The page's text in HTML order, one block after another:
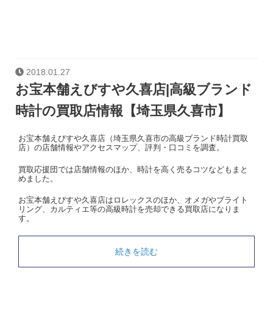
2018.01.27
お宝本舗えびすや久喜店|高級ブランド
時計の買取店情報【埼玉県久喜市】
お宝本舗えびすや久喜店（埼玉県久喜市の高級ブランド時計買取
店）の店舗情報やアクセスマップ、評判・口コミを調査。
買取応援団では店舗情報のほか、時計を高く売るコツなどもまと
めました。
お宝本舗えびすや久喜店はロレックスのほか、オメガやブライト
リング、カルティエ等の高級時計を売却できる買取店になりま
す。
続きを読む